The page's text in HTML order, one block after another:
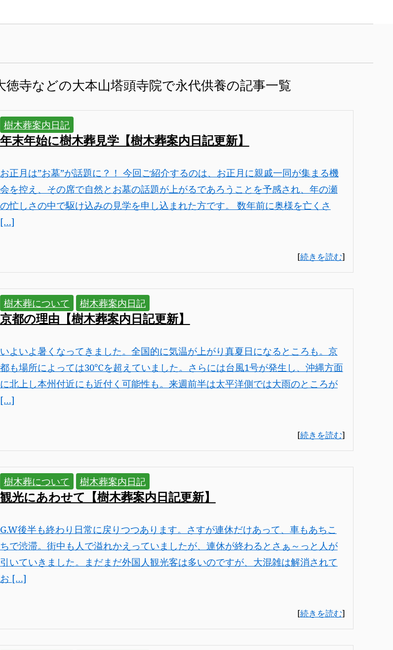
寺などの大本山塔頭寺院で永代供養の記事一覧
樹木葬案内日記
年末年始に樹木葬見学【樹木葬案内日記更新】
お正月は”お墓”が話題に？！ 今回ご紹介するのは、お正月に親戚一同が集まる機
会を控え、その席で自然とお墓の話題が上がるであろうことを予感され、年の瀬
の忙しさの中で駆け込みの見学を申し込まれた方です。 数年前に奥様を亡くさ
[…]
[続きを読む]
樹木葬について 樹木葬案内日記
京都の理由【樹木葬案内日記更新】
いよいよ暑くなってきました。全国的に気温が上がり真夏日になるところも。京
都も場所によっては30℃を超えていました。さらには台風1号が発生し、沖縄方面
に北上し本州付近にも近付く可能性も。来週前半は太平洋側では大雨のところが
[…]
[続きを読む]
樹木葬について 樹木葬案内日記
観光にあわせて【樹木葬案内日記更新】
G.W後半も終わり日常に戻りつつあります。さすが連休だけあって、車もあちこ
ちで渋滞。街中も人で溢れかえっていましたが、連休が終わるとさぁ～っと人が
引いていきました。まだまだ外国人観光客は多いのですが、大混雑は解消されて
お […]
[続きを読む]